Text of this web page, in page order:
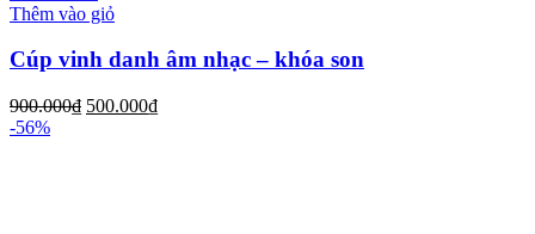
Thêm vào giỏ
Cúp vinh danh âm nhạc – khóa son
900.000₫ 500.000₫
-56%